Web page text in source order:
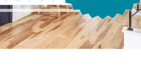
MOCX WALL工法のテク